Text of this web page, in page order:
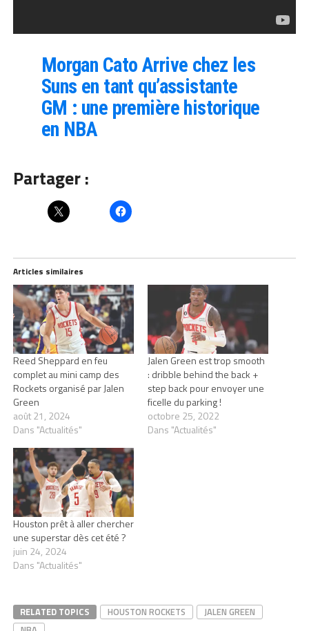
Morgan Cato Arrive chez les
Suns en tant qu’assistante
GM : une première historique
en NBA
Partager :
Articles similaires
Reed Sheppard en feu
complet au mini camp des
Rockets organisé par Jalen
Green
août 21, 2024
Dans "Actualités"
Jalen Green est trop smooth
: dribble behind the back +
step back pour envoyer une
ficelle du parking !
octobre 25, 2022
Dans "Actualités"
Houston prêt à aller chercher
une superstar dès cet été ?
juin 24, 2024
Dans "Actualités"
RELATED TOPICS HOUSTON ROCKETS
JALEN GREEN